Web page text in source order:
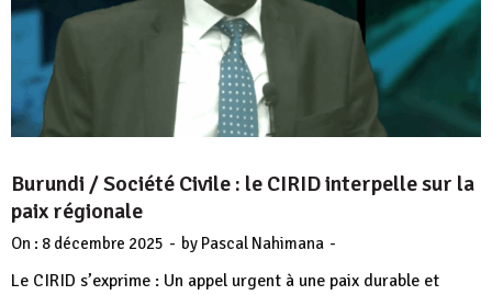
Burundi / Société Civile : le CIRID interpelle sur la
paix régionale
On : 8 décembre 2025 - by Pascal Nahimana -
Le CIRID s’exprime : Un appel urgent à une paix durable et